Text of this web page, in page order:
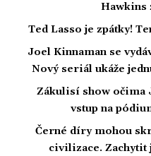
Hawkins
Ted Lasso je zpátky!
Joel Kinnaman se
Nový seriál ukáže
Zákulisí show očima
vstup na
Černé díry mohou
civilizace. Zachytit